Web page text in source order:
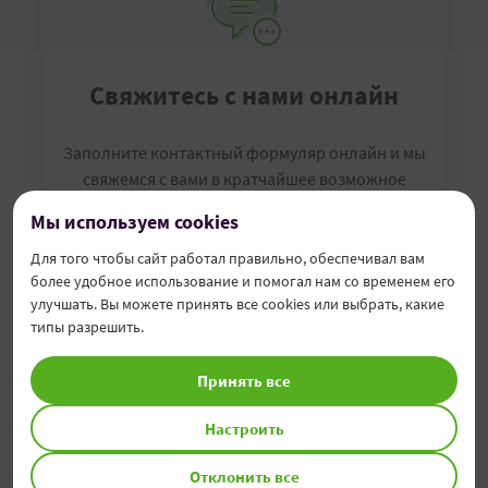
Свяжитесь с нами онлайн
Заполните контактный формуляр онлайн и мы
свяжемся с вами в кратчайшее возможное
Заполнить формуляр
Мы используем cookies
Для того чтобы сайт работал правильно, обеспечивал вам
более удобное использование и помогал нам со временем его
улучшать. Вы можете принять все cookies или выбрать, какие
типы разрешить.
Отклонить все
Настроить
Принять все